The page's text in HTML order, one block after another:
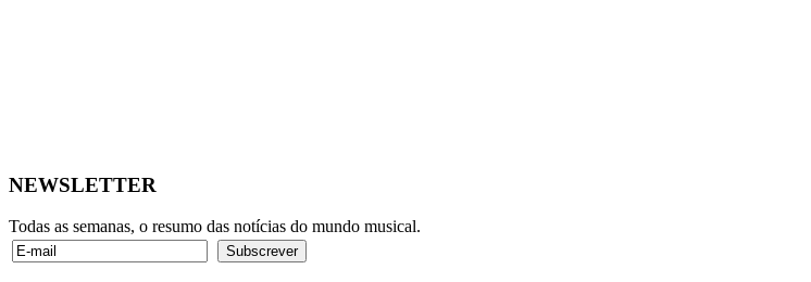
NEWSLETTER
Todas as semanas, o resumo das notícias do mundo musical.